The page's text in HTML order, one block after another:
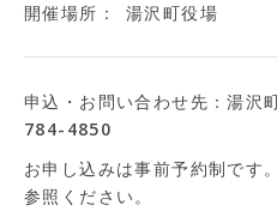
開催場所
湯沢町役場
申込・お問い合わせ先：湯
784-4850
お申し込みは事前予約制です
参照ください。